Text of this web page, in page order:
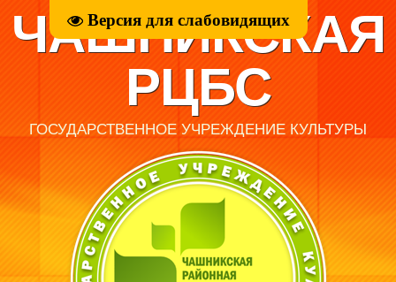
Версия для слабовидящих
ЧАШНИКСКАЯ
РЦБС
ГОСУДАРСТВЕННОЕ УЧРЕЖДЕНИЕ КУЛЬТУРЫ